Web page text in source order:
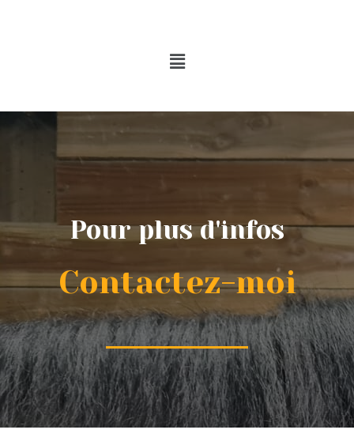
Pour plus d'infos
Contactez-moi